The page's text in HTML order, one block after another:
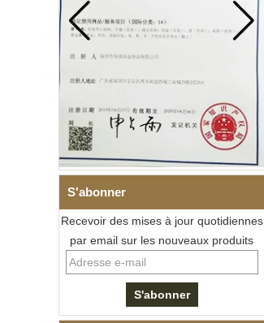
S'abonner
Recevoir des mises à jour quotidiennes
par email sur les nouveaux produits
Bracelet à maillons I en acier
inoxydable 304 en
céramique de zircone noire
pour hommes, fermoir
316L, bracelet à maillons